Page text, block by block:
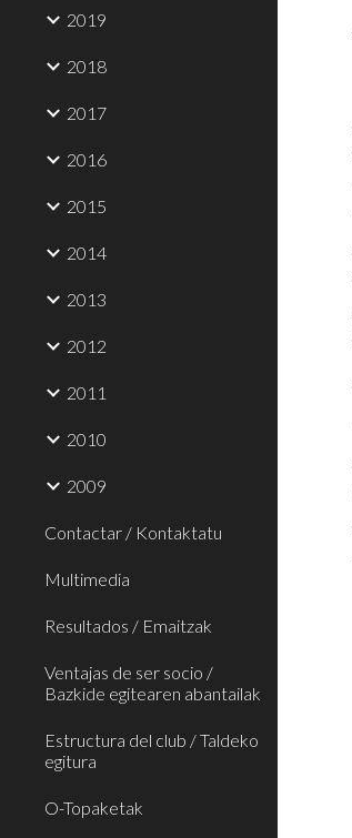
2019
2018
2017
2016
2015
2014
2013
2012
2011
2010
2009
Contactar / Kontaktatu
Multimedia
Resultados / Emaitzak
Ventajas de ser socio /
Bazkide egitearen abantailak
Estructura del club / Taldeko
egitura
O-Topaketak